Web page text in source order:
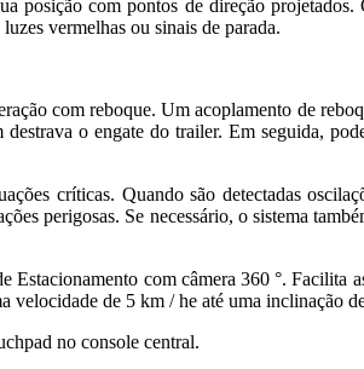
posição com pontos de direção
vermelhas ou sinais de parada.
com reboque. Um acoplamento de
o engate do trailer. Em seguida,
críticas. Quando são detectadas
perigosas. Se necessário, o sistema
com câmera 360 °. Facilita
velocidade de 5 km / he até uma inclinação
no console central.